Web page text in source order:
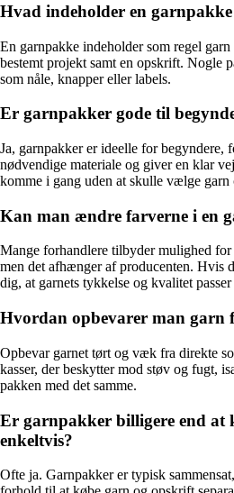
Hvad indeholder en
En garnpakke indeholder som regel
bestemt projekt samt en opskrift. Nogle
som nåle, knapper eller labels.
Er garnpakker gode til
Ja, garnpakker er ideelle for begyndere,
nødvendige materiale og giver en klar
komme i gang uden at skulle vælge garn
Kan man ændre farverne i en
Mange forhandlere tilbyder mulighed
men det afhænger af producenten. Hvis
dig, at garnets tykkelse og kvalitet
Hvordan opbevarer man garn
Opbevar garnet tørt og væk fra direkte
kasser, der beskytter mod støv og fugt,
pakken med det samme.
Er garnpakker billigere end at
enkeltvis?
Ofte ja. Garnpakker er typisk